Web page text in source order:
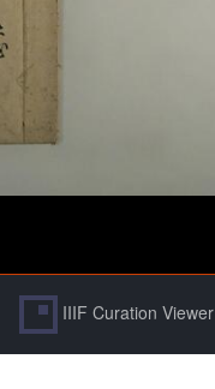
IIIF Curation Viewer